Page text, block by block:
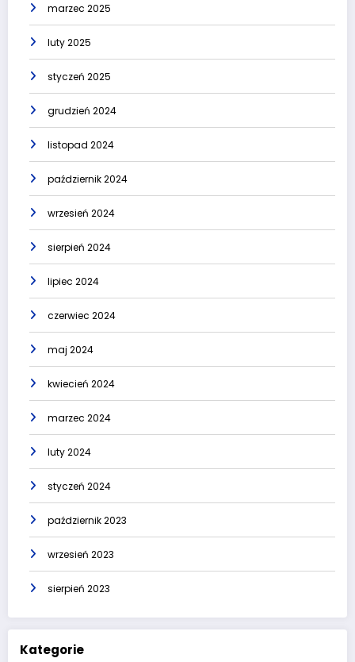
marzec 2025
luty 2025
styczeń 2025
grudzień 2024
listopad 2024
październik 2024
wrzesień 2024
sierpień 2024
lipiec 2024
czerwiec 2024
maj 2024
kwiecień 2024
marzec 2024
luty 2024
styczeń 2024
październik 2023
wrzesień 2023
sierpień 2023
Kategorie